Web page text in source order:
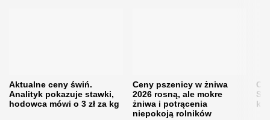
Aktualne ceny świń.
Analityk pokazuje stawki,
hodowca mówi o 3 zł za kg
Ceny pszenicy w żniwa
2026 rosną, ale mokre
żniwa i potrącenia
niepokoją rolników